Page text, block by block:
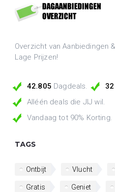
Overzicht van Aanbiedingen
Lage Prijzen!
42.805 Dagdeals. 32
Alléén deals die JIJ wil.
Vandaag tot 90% Korting.
TAGS
Ontbijt Vlucht
Gratis Geniet